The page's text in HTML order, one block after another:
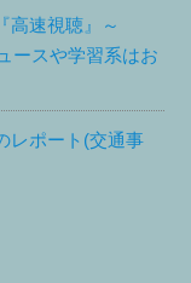
高速視聴』～
ースや学習系はお
レポート(交通事